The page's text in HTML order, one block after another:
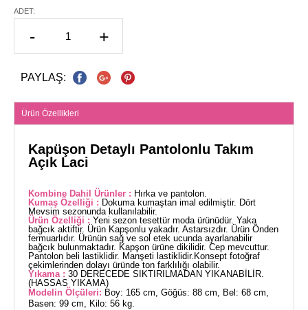
ADET:
- +
PAYLAŞ:
Ürün Özellikleri
Kapüşon Detaylı Pantolonlu Takım
Açık Laci
Kombine Dahil Ürünler : Hırka ve pantolon.
Kumaş Özelliği : Dokuma kumaştan imal edilmiştir. Dört
Mevsim sezonunda kullanılabilir.
Ürün Özelliği : Yeni sezon tesettür moda ürünüdür. Yaka
bağcık aktiftir. Ürün Kapşonlu yakadır. Astarsızdır. Ürün Önden
fermuarlıdır. Ürünün sağ ve sol etek ucunda ayarlanabilir
bağcık bulunmaktadır. Kapşon ürüne dikilidir. Cep mevcuttur.
Pantolon beli lastiklidir. Manşeti lastiklidir.Konsept fotoğraf
çekimlerinden dolayı üründe ton farklılığı olabilir.
Yıkama : 30 DERECEDE SIKTIRILMADAN YIKANABİLİR.
(HASSAS YIKAMA)
Modelin Ölçüleri: Boy: 165 cm, Göğüs: 88 cm, Bel: 68 cm,
Basen: 99 cm, Kilo: 56 kg.